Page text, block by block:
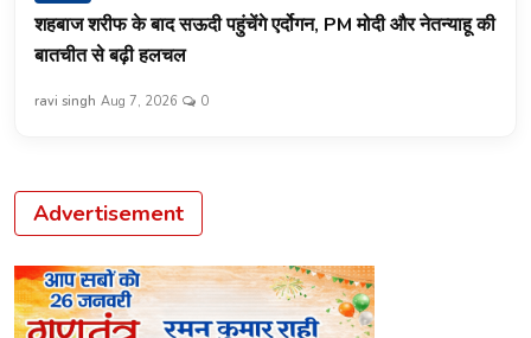
शहबाज शरीफ के बाद सऊदी पहुंचेंगे एर्दोगन, PM मोदी और नेतन्याहू की
बातचीत से बढ़ी हलचल
ravi singh Aug 7, 2026 0
Advertisement